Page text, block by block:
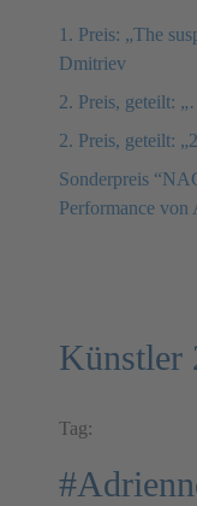
1. Preis: „The
Dmitriev
2. Preis, geteilt:
2. Preis, geteilt:
Sonderpreis
Performance von
Künstler
Tag: